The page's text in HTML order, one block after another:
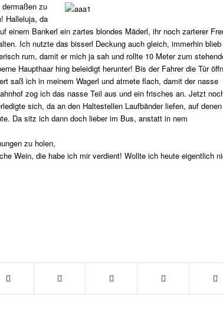
zu
Halleluja, da
einem Bankerl ein zartes blondes Mäderl, ihr noch zarterer
Ich nutzte das bisserl Deckung auch gleich, immerhin
rum, damit er mich ja sah und rollte 10 Meter zum
Haupthaar hing beleidigt herunter! Bis der Fahrer die Tür
saß ich in meinem Wagerl und atmete flach, damit der nasse
zog ich das nasse Teil aus und ein frisches an. Jetzt
sich, da an den Haltestellen Laufbänder liefen, auf denen
Da sitz ich dann doch lieber im Bus, anstatt in nem
zu holen,
Wein, die habe ich mir verdient! Wollte ich heute eigentlich